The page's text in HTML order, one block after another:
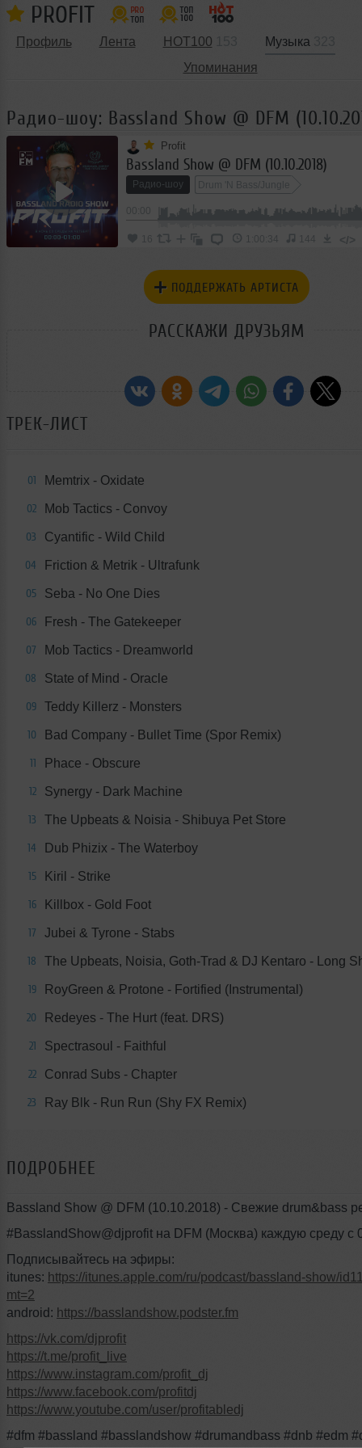
PROFIT
Профиль Лента HOT100 Музыка
Упоминания
Радио-шоу: Bassland Show @ DFM
Profit
Bassland Show @ DFM (10.10.2018)
Радио-шоу Drum 'N Bass/Jungle
16 1:00:34 </>
ПОДДЕРЖАТЬ АРТИСТА
РАССКАЖИ ДРУЗЬЯМ
ТРЕК-ЛИСТ
01 Memtrix - Oxidate
02 Mob Tactics - Convoy
03 Cyantific - Wild Child
04 Friction & Metrik - Ultrafunk
05 Seba - No One Dies
06 Fresh - The Gatekeeper
07 Mob Tactics - Dreamworld
08 State of Mind - Oracle
09 Teddy Killerz - Monsters
10 Bad Company - Bullet Time (Spor Remix)
11 Phace - Obscure
12 Synergy - Dark Machine
13 The Upbeats & Noisia - Shibuya Pet Store
14 Dub Phizix - The Waterboy
15 Kiril - Strike
16 Killbox - Gold Foot
17 Jubei & Tyrone - Stabs
18 The Upbeats, Noisia, Goth-Trad & DJ Kentaro - Long
19 RoyGreen & Protone - Fortified (Instrumental)
20 Redeyes - The Hurt (feat. DRS)
21 Spectrasoul - Faithful
22 Conrad Subs - Chapter
23 Ray Blk - Run Run (Shy FX Remix)
ПОДРОБНЕЕ
Bassland Show @ DFM (10.10.2018) - Свежие drum&bass
#BasslandShow@djprofit на DFM (Москва) каждую среду с
Подписывайтесь на эфиры:
itunes: https://itunes.apple.com/ru/podcast/bassland-show/
mt=2
android: https://basslandshow.podster.fm
https://vk.com/djprofit
https://t.me/profit_live
https://www.instagram.com/profit_dj
https://www.facebook.com/profitdj
https://www.youtube.com/user/profitabledj
#dfm #bassland #basslandshow #drumandbass #dnb #edm